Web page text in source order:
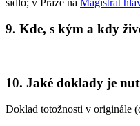
9. Kde, s kým a kdy
10. Jaké doklady je
Doklad totožnosti v originále